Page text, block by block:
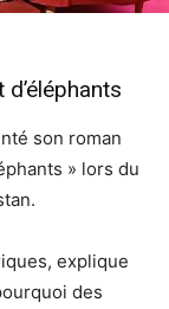
son roman
» lors du
explique
des